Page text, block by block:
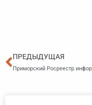
Пред
ПРЕДЫДУЩАЯ